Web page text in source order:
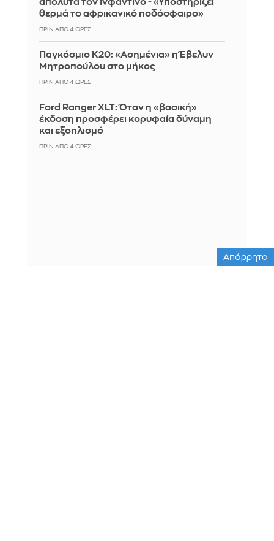
απόλυτα τον Ινφαντίνο - «Υποστηρίζει
θερμά το αφρικανικό ποδόσφαιρο»
ΠΡΙΝ ΑΠΌ 4 ΏΡΕΣ
Παγκόσμιο Κ20: «Ασημένια» η Έβελυν
Μητροπούλου στο μήκος
ΠΡΙΝ ΑΠΌ 4 ΏΡΕΣ
Ford Ranger XLT: Όταν η «βασική»
έκδοση προσφέρει κορυφαία δύναμη
και εξοπλισμό
ΠΡΙΝ ΑΠΌ 4 ΏΡΕΣ
Απόρρητο